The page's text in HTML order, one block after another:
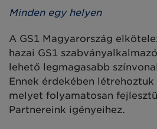
Minden egy helyen
A GS1 Magyarország
hazai GS1
lehető legmagasabb
Ennek érdekében
melyet folyamatosan
Partnereink igényeihez.